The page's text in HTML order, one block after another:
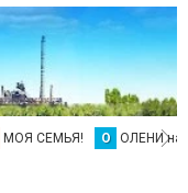
МОЯ СЕМЬЯ! О ОЛЕНИ на